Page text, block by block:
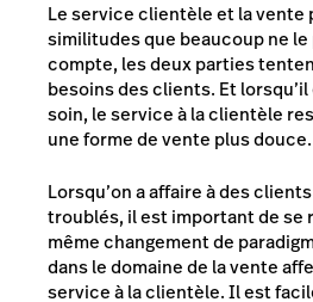
Le service clientèle et la vente
similitudes que beaucoup ne le
compte, les deux parties
besoins des clients. Et
soin, le service à la clientèle
une forme de vente plus douce.
Lorsqu’on a affaire à des
troublés, il est important de se
même changement de
dans le domaine de la vente
service à la clientèle. Il est